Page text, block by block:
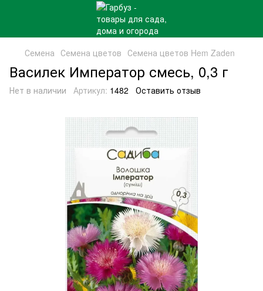
Семена Семена цветов Семена цветов Hem Zaden
Василек Император смесь, 0,3 г
Нет в наличии Артикул: 1482 Оставить отзыв